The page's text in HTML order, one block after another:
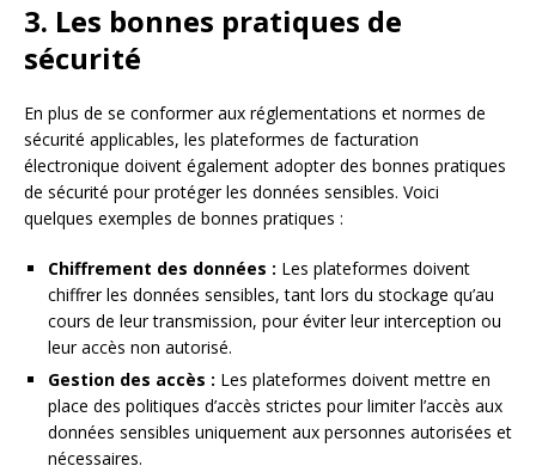
3. Les bonnes pratiques de
sécurité
En plus de se conformer aux réglementations et normes de
sécurité applicables, les plateformes de facturation
électronique doivent également adopter des bonnes pratiques
de sécurité pour protéger les données sensibles. Voici
quelques exemples de bonnes pratiques :
Chiffrement des données : Les plateformes doivent
chiffrer les données sensibles, tant lors du stockage qu’au
cours de leur transmission, pour éviter leur interception ou
leur accès non autorisé.
Gestion des accès : Les plateformes doivent mettre en
place des politiques d’accès strictes pour limiter l’accès aux
données sensibles uniquement aux personnes autorisées et
nécessaires.